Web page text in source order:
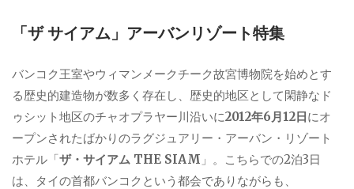
「ザ サイアム」アーバンリゾート特集
バンコク王室やウィマンメークチーク故宮博物院を始めとす
る歴史的建造物が数多く存在し、歴史的地区として閑静なド
ゥシット地区のチャオプラヤー川沿いに2012年6月12日にオ
ープンされたばかりのラグジュアリー・アーバン・リゾート
ホテル「ザ・サイアム THE SIAM 」。こちらでの2泊3日
は、タイの首都バンコクという都会でありながらも、